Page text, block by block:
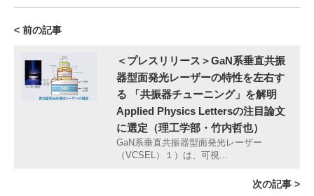
< 前の記事
＜プレスリリース＞GaN系垂直共振
器型面発光レーザーの特性を左右す
る 「共振器チューニング」を解明
Applied Physics Lettersの注目論文
に選定（理工学部・竹内哲也）
GaN系垂直共振器型面発光レーザー
（VCSEL）１）は、可視...
次の記事 >